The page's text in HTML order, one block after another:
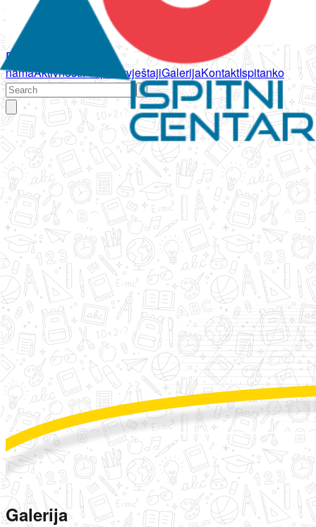
Početna
namaAktivnostiPropisi IzvještajiGalerijaKontaktIspitanko
Galerija